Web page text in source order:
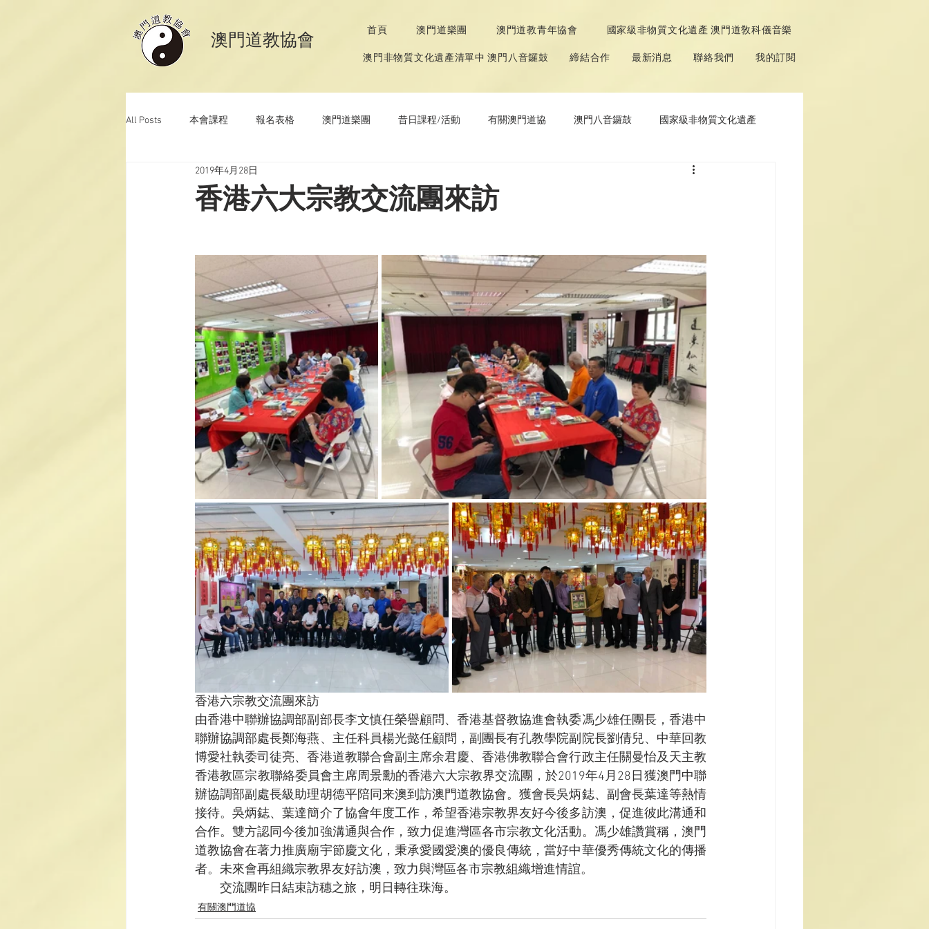
​澳門道教協會 首頁 澳門道樂團 澳門道教青年協會 國家級非物質文化遺產 澳門道敎科儀音樂
澳門非物質文化遺產清單中 澳門八音鑼鼓 締結合作 最新消息 聯絡我們 我的訂閱
All Posts 本會課程 報名表格 澳門道樂團 昔日課程/活動 有關澳門道協 澳門八音鑼鼓 國家級非物質文化遺產
澳門道教科儀音樂
香港六大宗教交流團來訪
2019年4月28日
香港六宗教交流團來訪
由香港中聯辦協調部副部長李文慎任榮譽顧問、香港基督教協進會執委馮少雄任團長，香港中
聯辦協調部處長鄭海燕、主任科員楊光懿任顧問，副團長有孔教學院副院長劉倩兒、中華回教
博愛社執委司徒亮、香港道教聯合會副主席余君慶、香港佛教聯合會行政主任關曼怡及天主教
香港教區宗教聯絡委員會主席周景勳的香港六大宗教界交流團，於2019年4月28日獲澳門中聯
辦協調部副處長級助理胡德平陪同来澳到訪澳門道教協會。獲會長吳炳鋕、副會長葉達等熱情
接待。吳炳鋕、葉達簡介了協會年度工作，希望香港宗教界友好今後多訪澳，促進彼此溝通和
合作。雙方認同今後加強溝通與合作，致力促進灣區各市宗教文化活動。馮少雄讚賞稱，澳門
道教協會在著力推廣廟宇節慶文化，秉承愛國愛澳的優良傳統，當好中華優秀傳統文化的傳播
者。未來會再組織宗教界友好訪澳，致力與灣區各市宗教組織增進情誼。
交流團昨日結束訪穗之旅，明日轉往珠海。
有關澳門道協